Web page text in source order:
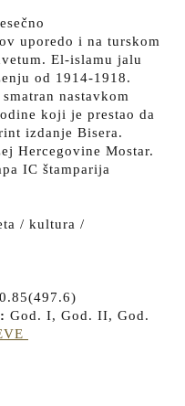
uporedo i na turskom
El-islamu jalu
od 1914-1918.
nastavkom
koji je prestao da
izdanje Bisera.
Hercegovine Mostar.
IC štamparija
/ kultura /
God. I, God. II, God.